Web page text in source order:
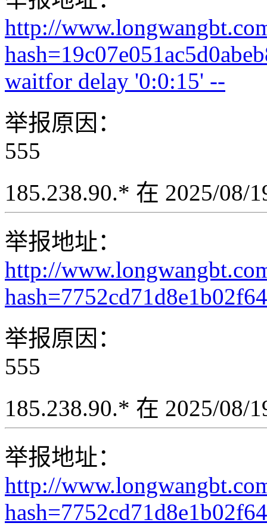
http://
waitfor delay '0:0:15' --
举报原因：
555
185.238.90.* 在 2025/08/
举报地址：
http://
举报原因：
555
185.238.90.* 在 2025/08/
举报地址：
http://